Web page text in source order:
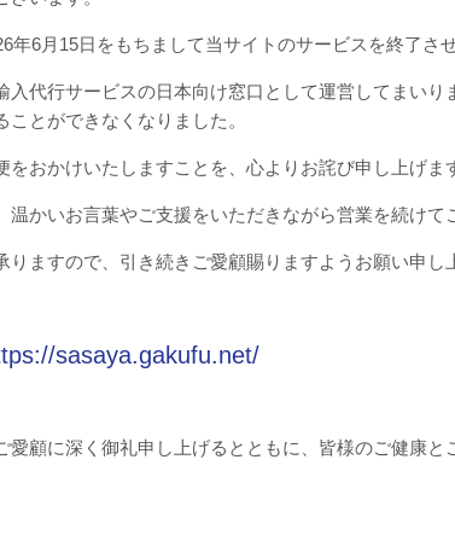
6月15日をもちまして当サイトのサービスを終了さ
代行サービスの日本向け窓口として運営してまい
とができなくなりました。
おかけいたしますことを、心よりお詫び申し上げま
かいお言葉やご支援をいただきながら営業を続けて
ますので、引き続きご愛顧賜りますようお願い申し
sasaya.gakufu.net/
顧に深く御礼申し上げるとともに、皆様のご健康と